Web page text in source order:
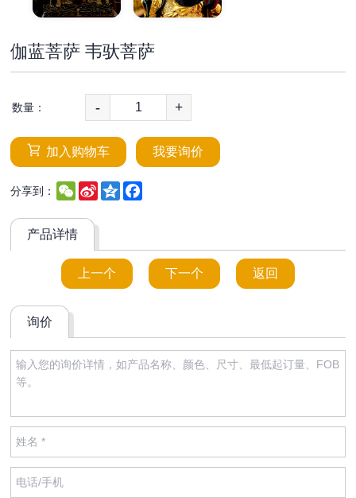
伽蓝菩萨 韦驮菩萨
数量： - +
加入购物车 我要询价
分享到： WeChat
Sina
Weibo
Qzone
产品详情
上一个 下一个 返回
询价